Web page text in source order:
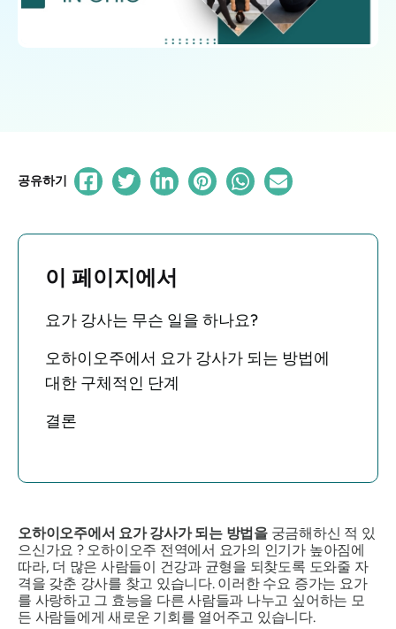
공유하기
이 페이지에서
요가 강사는 무슨 일을 하나요?
오하이오주에서 요가 강사가 되는 방법에
대한 구체적인 단계
결론
오하이오주에서 요가 강사가 되는 방법을궁금해하신 적 있
으신가요 ? 오하이오주 전역에서 요가의 인기가 높아짐에
따라, 더 많은 사람들이 건강과 균형을 되찾도록 도와줄 자
격을 갖춘 강사를 찾고 있습니다. 이러한 수요 증가는 요가
를 사랑하고 그 효능을 다른 사람들과 나누고 싶어하는 모
든 사람들에게 새로운 기회를 열어주고 있습니다.